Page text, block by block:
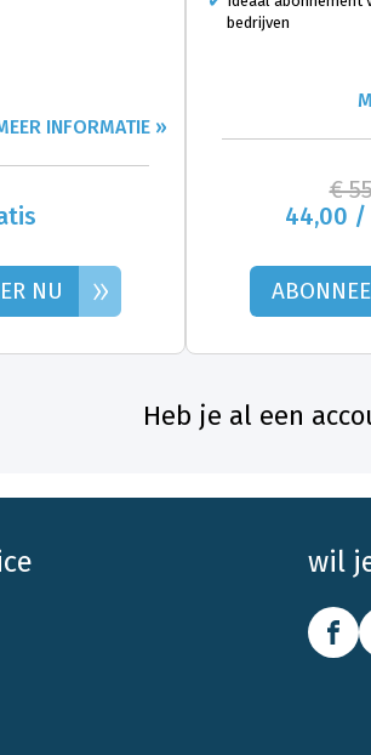
INFORMATIE »
NU »
bedrijven
€
44,00 /
Heb je al een
wil